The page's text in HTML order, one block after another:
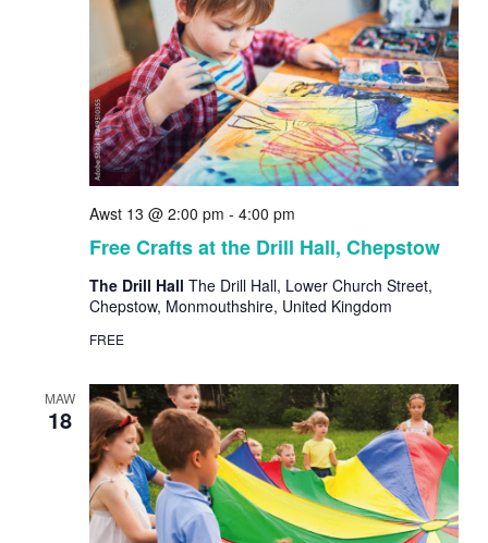
Free Crafts at the Drill Hall, Chepstow
Awst 13 @ 2:00 pm - 4:00 pm
The Drill Hall The Drill Hall, Lower Church Street,
Chepstow, Monmouthshire, United Kingdom
FREE
MAW
18